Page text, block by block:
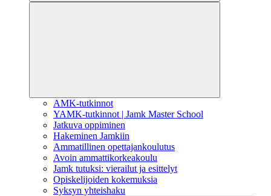
AMK-tutkinnot
YAMK-tutkinnot | Jamk Master School
Jatkuva oppiminen
Hakeminen Jamkiin
Ammatillinen opettajankoulutus
Avoin ammattikorkeakoulu
Jamk tutuksi: vierailut ja esittelyt
Opiskelijoiden kokemuksia
Syksyn yhteishaku